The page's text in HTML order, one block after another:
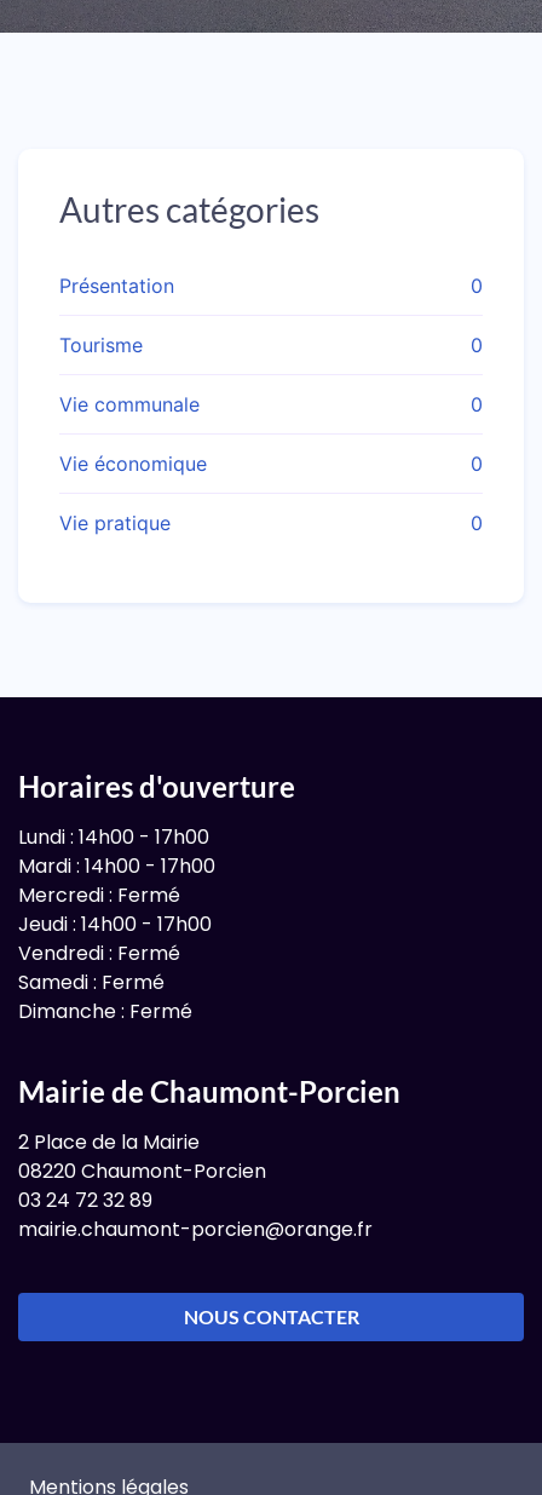
Autres catégories
Présentation 0
Tourisme 0
Vie communale 0
Vie économique 0
Vie pratique 0
Mairie de Chaumont-Porcien
2 Place de la Mairie
08220 Chaumont-Porcien
03 24 72 32 89
mairie.chaumont-porcien@orange.fr
NOUS CONTACTER
Horaires d'ouverture
Lundi : 14h00 - 17h00
Mardi : 14h00 - 17h00
Mercredi : Fermé
Jeudi : 14h00 - 17h00
Vendredi : Fermé
Samedi : Fermé
Dimanche : Fermé
Mentions légales